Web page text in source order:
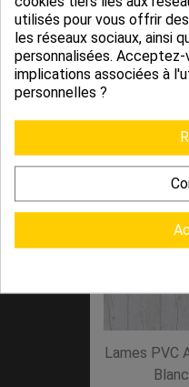
Lames PVC
Aspect
Lames PVC
utilisés pour vous offrir
les réseaux sociaux, ainsi
personnalisées.
implications associées à
personnelles ?